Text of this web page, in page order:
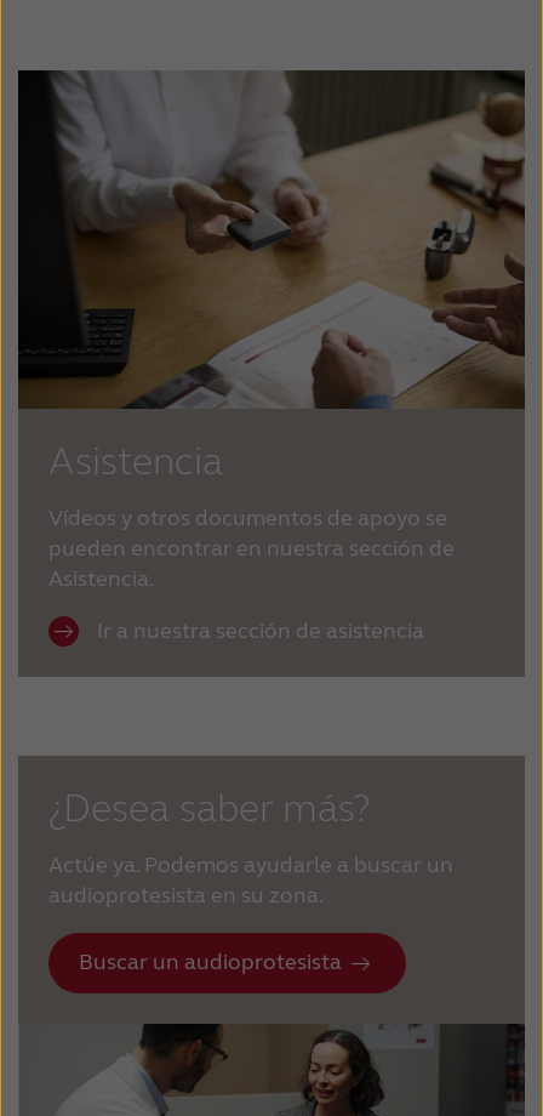
Asistencia
Vídeos y otros documentos de apoyo se
pueden encontrar en nuestra sección de
Asistencia.
Ir a nuestra sección de asistencia
¿Desea saber más?
Actúe ya. Podemos ayudarle a buscar un
audioprotesista en su zona.
Buscar un audioprotesista